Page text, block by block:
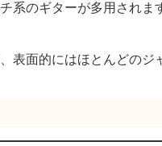
系のギターが多用されま
表面的にはほとんどのジ